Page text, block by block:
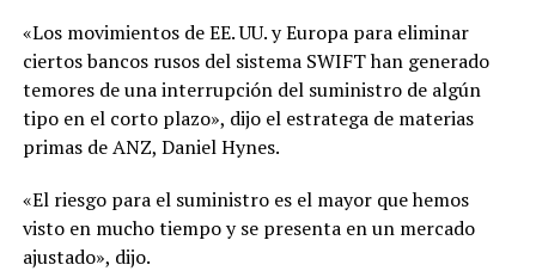
«Los movimientos de EE. UU. y Europa para eliminar
ciertos bancos rusos del sistema SWIFT han generado
temores de una interrupción del suministro de algún
tipo en el corto plazo», dijo el estratega de materias
primas de ANZ, Daniel Hynes.
«El riesgo para el suministro es el mayor que hemos
visto en mucho tiempo y se presenta en un mercado
ajustado», dijo.